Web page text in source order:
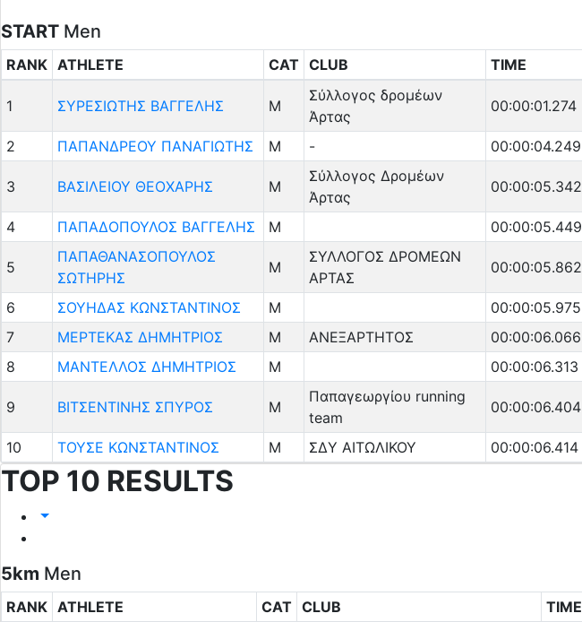
START Men
RANK ATHLETE CAT CLUB TIME
1 ΣΥΡΕΣΙΩΤΗΣ ΒΑΓΓΕΛΗΣ M
Σύλλογος δρομέων
Άρτας
00:00:01.274
2 ΠΑΠΑΝΔΡΕΟΥ ΠΑΝΑΓΙΩΤΗΣ M - 00:00:04.249
3 ΒΑΣΙΛΕΙΟΥ ΘΕΟΧΑΡΗΣ M
Σύλλογος Δρομέων
Άρτας
00:00:05.342
4 ΠΑΠΑΔΟΠΟΥΛΟΣ ΒΑΓΓΕΛΗΣ M 00:00:05.449
5
ΠΑΠΑΘΑΝΑΣΟΠΟΥΛΟΣ
ΣΩΤΗΡΗΣ
M
ΣΥΛΛΟΓΟΣ ΔΡΟΜΕΩΝ
ΑΡΤΑΣ
00:00:05.862
6 ΣΟΥΗΔΑΣ ΚΩΝΣΤΑΝΤΙΝΟΣ M
00:00:05.975
7
ΜΕΡΤΕΚΑΣ ΔΗΜΗΤΡΙΟΣ M ΑΝΕΞΑΡΤΗΤΟΣ
00:00:06.066
8
ΜΑΝΤΕΛΛΟΣ ΔΗΜΗΤΡΙΟΣ M 00:00:06.313
9 ΒΙΤΣΕΝΤΙΝΗΣ ΣΠΥΡΟΣ M
Παπαγεωργίου running
team
00:00:06.404
10 ΤΟΥΣΕ ΚΩΝΣΤΑΝΤΙΝΟΣ M ΣΔΥ ΑΙΤΩΛΙΚΟΥ 00:00:06.414
TOP 10 RESULTS
5km Men
RANK ATHLETE CAT CLUB
TIME